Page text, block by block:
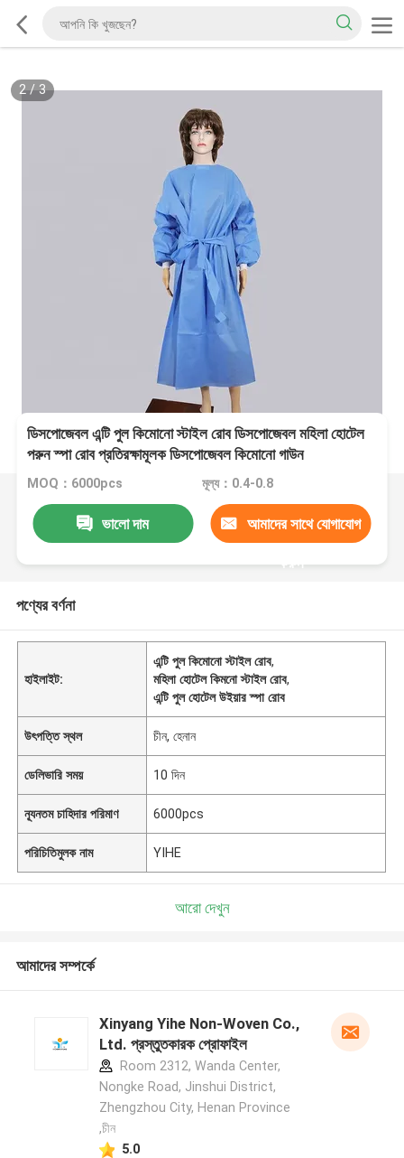
2/3
ডিসপোজেবল এন্টি পুল কিমোনো স্টাইল রোব ডিসপোজেবল মহিলা হোটেল
পরুন স্পা রোব প্রতিরক্ষামূলক ডিসপোজেবল কিমোনো গাউন
MOQ：6000pcs মূল্য：0.4-0.8
ভালো দাম আমাদের সাথে যোগাযোগ
করুন
পণ্যের বর্ণনা
হাইলাইট:
এন্টি পুল কিমোনো স্টাইল রোব,
মহিলা হোটেল কিমনো স্টাইল রোব,
এন্টি পুল হোটেল উইয়ার স্পা রোব
উৎপত্তি স্থল চীন, হেনান
ডেলিভারি সময় 10 দিন
ন্যূনতম চাহিদার পরিমাণ 6000pcs
পরিচিতিমুলক নাম YIHE
আরো দেখুন
আমাদের সম্পর্কে
Xinyang Yihe Non-Woven Co.,
Ltd. প্রস্তুতকারক প্রোফাইল
Room 2312, Wanda Center,
Nongke Road, Jinshui District,
Zhengzhou City, Henan Province
,চীন
5.0